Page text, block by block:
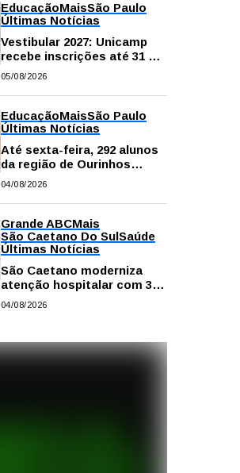
EducaçãoMaisSão Paulo
Últimas Notícias
Vestibular 2027: Unicamp
recebe inscrições até 31 de
agosto
05/08/2026
EducaçãoMaisSão Paulo
Últimas Notícias
Até sexta-feira, 292 alunos
da região de Ourinhos
fazem provas para
internacional
04/08/2026
Grande ABCMais
São Caetano Do SulSaúde
Últimas Notícias
São Caetano moderniza
atenção hospitalar com 374
equipamentos de última
04/08/2026